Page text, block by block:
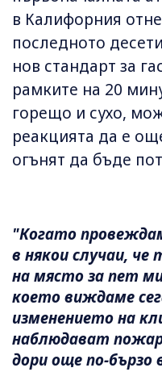
в Калифорния
последното
нов стандарт за
рамките на 20
горещо и сухо,
реакцията да е
огънят да бъде
"Когато
в някои случаи, че
на място за пет
което виждаме
изменението на
наблюдават
дори още по-бързо